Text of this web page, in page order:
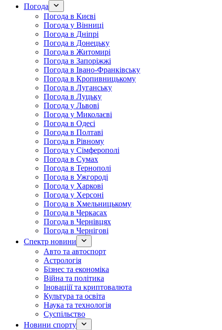
Погода
Погода в Києві
Погода у Вінниці
Погода в Дніпрі
Погода в Донецьку
Погода в Житомирі
Погода в Запоріжжі
Погода в Івано-Франківську
Погода в Кропивницькому
Погода в Луганську
Погода в Луцьку
Погода у Львові
Погода у Миколаєві
Погода в Одесі
Погода в Полтаві
Погода в Рівному
Погода у Сімферополі
Погода в Сумах
Погода в Тернополі
Погода в Ужгороді
Погода у Харкові
Погода у Херсоні
Погода в Хмельницькому
Погода в Черкасах
Погода в Чернівцях
Погода в Чернігові
Спектр новини
Авто та автоспорт
Астрологія
Бізнес та економіка
Війна та політика
Іноваціії та криптовалюта
Культура та освіта
Наука та технологія
Суспільство
Новини спорту